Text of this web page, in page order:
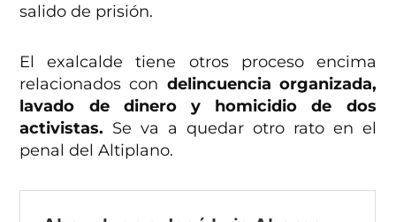
salido de prisión.
El exalcalde tiene otros proceso encima
relacionados con delincuencia organizada,
lavado de dinero y homicidio de dos
activistas. Se va a quedar otro rato en el
penal del Altiplano.